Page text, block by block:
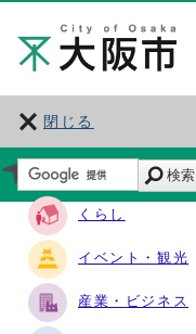
閉じる
サイト・ナビ
くらし
イベント・観光
産業・ビジネス
検索